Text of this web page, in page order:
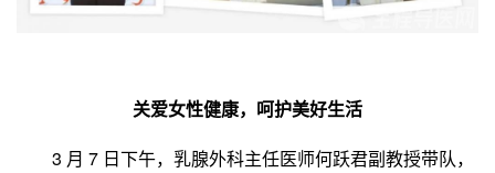
关爱女性健康，呵护美好生活
3 月 7 日下午，乳腺外科主任医师何跃君副教授带队，